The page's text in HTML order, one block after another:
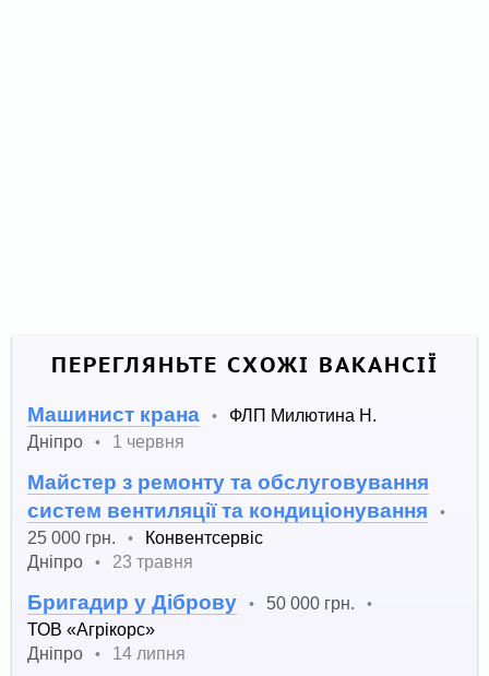
ПЕРЕГЛЯНЬТЕ СХОЖІ ВАКАНСІЇ
Машинист крана •
ФЛП Милютина Н.
Дніпро
• 1 червня
Майстер з ремонту та обслуговування
систем вентиляції та кондиціонування
•
25 000 грн. •
Конвентсервіс
Дніпро
• 23 травня
Бригадир у Діброву • 50 000 грн. •
ТОВ «Агрікорс»
Дніпро
• 14 липня